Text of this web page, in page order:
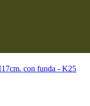
con funda - K25